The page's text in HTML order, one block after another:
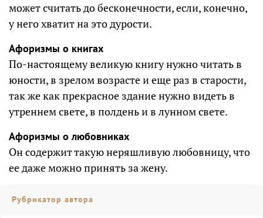
может считать до бесконечности, если, конечно,
у него хватит на это дурости.
Афоризмы о книгах
По-настоящему великую книгу нужно читать в
юности, в зрелом возрасте и еще раз в старости,
так же как прекрасное здание нужно видеть в
утреннем свете, в полдень и в лунном свете.
Афоризмы о любовниках
Он содержит такую неряшливую любовницу, что
ее даже можно принять за жену.
Рубрикатор автора